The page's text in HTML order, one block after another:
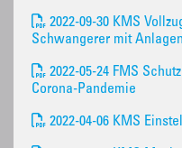
2022-09-30 KMS
Schwangerer mit Anlagen
2022-05-24 FMS
Corona-Pandemie
2022-04-06 KMS